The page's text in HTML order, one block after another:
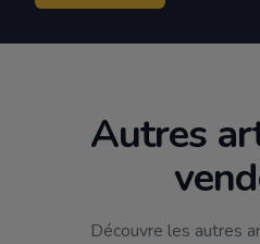
Autres
Découvre les autres